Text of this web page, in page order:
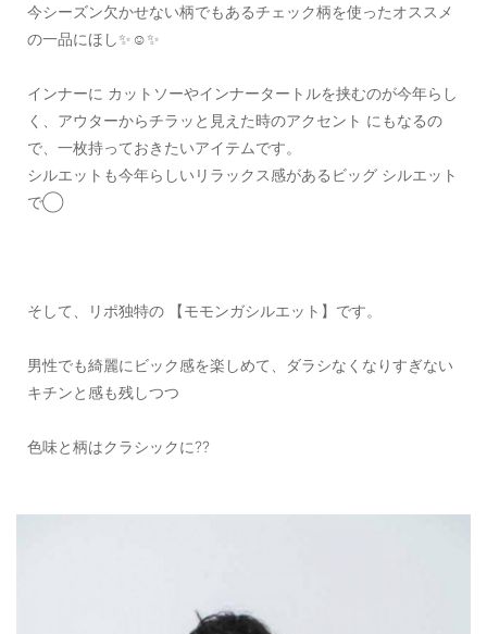
今シーズン欠かせない柄でもあるチェック柄を使ったオススメ
の一品にほし✨☺️✨
インナーに カットソーやインナータートルを挟むのが今年らし
く、アウターからチラッと見えた時のアクセント にもなるの
で、一枚持っておきたいアイテムです。
シルエットも今年らしいリラックス感があるビッグ シルエット
で◯
そして、リポ独特の 【モモンガシルエット】です。
男性でも綺麗にビック感を楽しめて、ダラシなくなりすぎない
キチンと感も残しつつ
色味と柄はクラシックに??